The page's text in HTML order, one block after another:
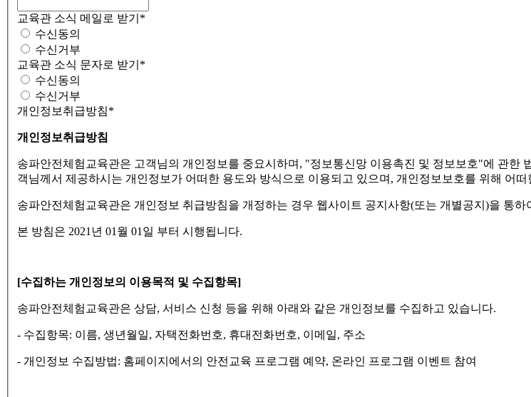
교육관 소식 메일로 받기 *
수신동의
수신거부
교육관 소식 문자로 받기 *
수신동의
수신거부
개인정보취급방침*
개인정보취급방침
송파안전체험교육관은 고객님의 개인정보를 중요시하며, "정보통신망 이용촉진 및 정보보호"에 관한
객님께서 제공하시는 개인정보가 어떠한 용도와 방식으로 이용되고 있으며, 개인정보보호를 위해 어
송파안전체험교육관은 개인정보 취급방침을 개정하는 경우 웹사이트 공지사항(또는 개별공지)을 통하
본 방침은 2021년 01월 01일 부터 시행됩니다.
[수집하는 개인정보의 이용목적 및 수집항목]
송파안전체험교육관은 상담, 서비스 신청 등을 위해 아래와 같은 개인정보를 수집하고 있습니다.
- 수집항목: 이름, 생년월일, 자택전화번호, 휴대전화번호, 이메일, 주소
- 개인정보 수집방법: 홈페이지에서의 안전교육 프로그램 예약, 온라인 프로그램 이벤트 참여